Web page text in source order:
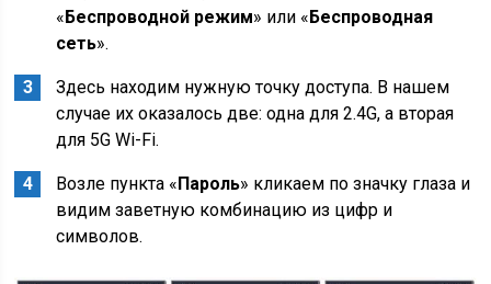
«Беспроводной режим» или «Беспроводная
сеть».
Здесь находим нужную точку доступа. В нашем
случае их оказалось две: одна для 2.4G, а вторая
для 5G Wi-Fi.
Возле пункта «Пароль» кликаем по значку глаза и
видим заветную комбинацию из цифр и
символов.